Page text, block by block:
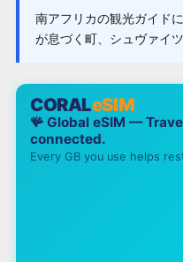
南アフリカの観光ガイド
が息づく町、シュヴァイ
CORALeSIM
🪸 Global eSIM —
connected.
Every GB you use helps